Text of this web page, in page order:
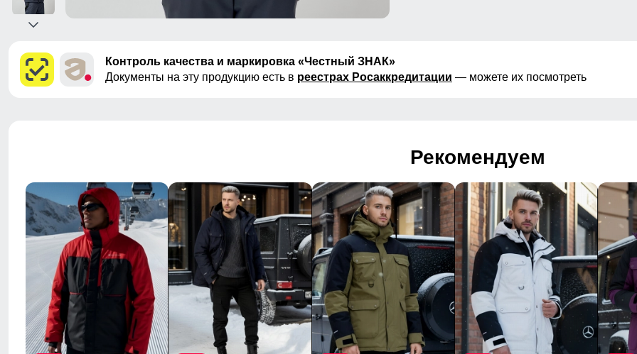
Контроль качества и маркировка «Честный ЗНАК»
Документы на эту продукцию есть в реестрах Росаккредитации — можете их посмотреть
Рекомендуем